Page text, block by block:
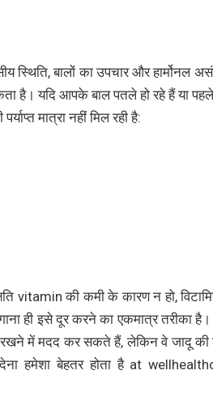
स्थिति, बालों का उपचार और हार्मोनल
है। यदि आपके बाल पतले हो रहे हैं या
मात्रा नहीं मिल रही है:
vitamin की कमी के कारण न हो,
ही इसे दूर करने का एकमात्र तरीका है।
में मदद कर सकते हैं, लेकिन वे जादू की
हमेशा बेहतर होता है at